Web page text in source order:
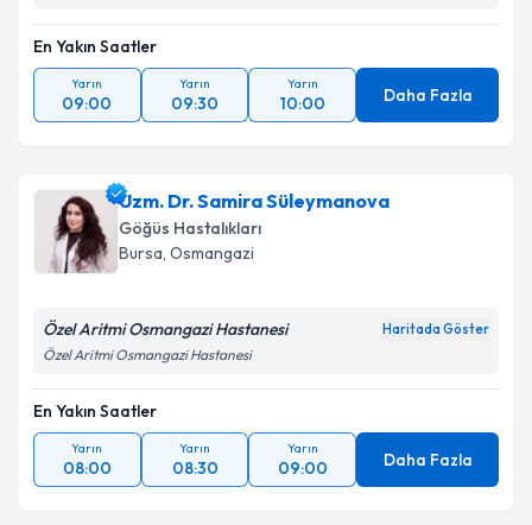
En Yakın Saatler
Yarın
09:00
Yarın
09:30
Yarın
10:00 Daha Fazla
Uzm. Dr. Samira Süleymanova
Göğüs Hastalıkları
Bursa, Osmangazi
Özel Aritmi Osmangazi Hastanesi Haritada Göster
Özel Aritmi Osmangazi Hastanesi
En Yakın Saatler
Yarın
08:00
Yarın
08:30
Yarın
09:00 Daha Fazla